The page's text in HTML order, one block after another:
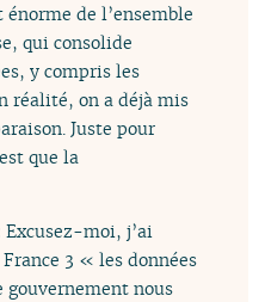
de l’ensemble
qui consolide
y compris les
réalité, on a déjà mis
Juste pour
que la
Excusez-moi, j’ai
3 « les données
gouvernement nous